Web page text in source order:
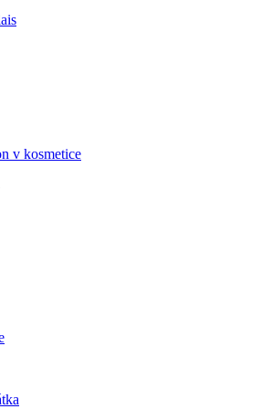
v kosmetice